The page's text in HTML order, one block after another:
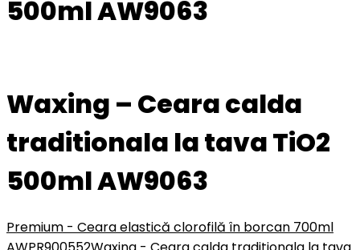
500ml AW9063
Waxing – Ceara calda
traditionala la tava TiO2
500ml AW9063
Premium - Ceara elastică clorofilă în borcan 700ml